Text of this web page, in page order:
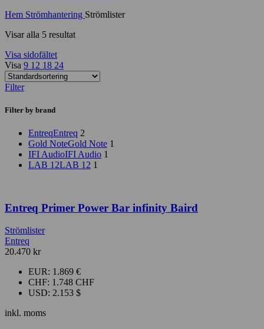
Hem Strömhantering Strömlister
Visar alla 5 resultat
Visa sidofältet
Visa 9 12 18 24
Filter
Filter by brand
EntreqEntreq 2
Gold NoteGold Note 1
IFI AudioIFI Audio 1
LAB 12LAB 12 1
Entreq Primer Power Bar infinity Baird
Strömlister
Entreq
20.470 kr
EUR: 1.869 €
CHF: 1.748 CHF
USD: 2.153 $
inkl. moms